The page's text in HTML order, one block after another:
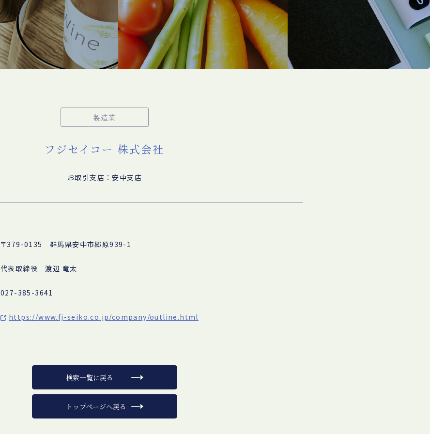
製造業
フジセイコー 株式会社
お取引支店：安中支店
〒379-0135 群馬県安中市郷原939-1
代表取締役 渡辺 竜太
027-385-3641
https://www.fj-seiko.co.jp/company/outline.html
検索一覧に戻る
トップページへ戻る